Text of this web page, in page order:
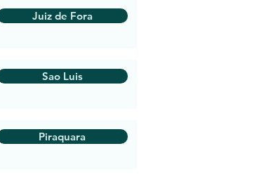
Juiz de Fora
Sao Luis
Piraquara